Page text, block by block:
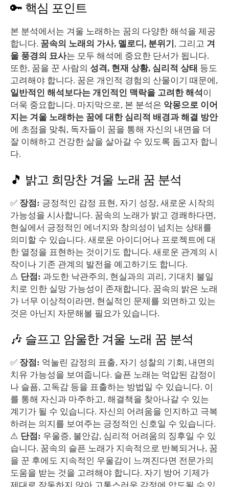
🔑 핵심 포인트
본 분석에서는 겨울 노래하는 꿈의 다양한 해석을 제공
합니다. 꿈속의 노래의 가사, 멜로디, 분위기 , 그리고 겨
울 풍경의 묘사는 모두 해석에 중요한 단서가 됩니다.
또한, 꿈을 꾼 사람의 성격, 현재 상황, 심리적 상태 등도
고려해야 합니다. 꿈은 개인적 경험의 산물이기 때문에,
일반적인 해석보다는 개인적인 맥락을 고려한 해석 이
더욱 중요합니다. 마지막으로, 본 분석은 악몽으로 이어
지는 겨울 노래하는 꿈에 대한 심리적 배경과 해결 방안
에 초점을 맞춰, 독자들이 꿈을 통해 자신의 내면을 더
잘 이해하고 건강한 삶을 살아갈 수 있도록 돕고자 합니
다.
🎵 밝고 희망찬 겨울 노래 꿈 분석
✅ 장점: 긍정적인 감정 표현, 자기 성장, 새로운 시작의
가능성을 시사합니다. 꿈속의 노래가 밝고 경쾌하다면,
현실에서 긍정적인 에너지와 창의성이 넘치는 상태를
의미할 수 있습니다. 새로운 아이디어나 프로젝트에 대
한 열정을 표현하는 것이기도 합니다. 새로운 관계의 시
작이나 기존 관계의 발전을 예고하기도 합니다.
⚠️ 단점: 과도한 낙관주의, 현실과의 괴리, 기대치 불일
치로 인한 실망 가능성이 존재합니다. 꿈속의 밝은 노래
가 너무 이상적이라면, 현실적인 문제를 외면하고 있는
것은 아닌지 자문해볼 필요가 있습니다.
🎶 슬프고 암울한 겨울 노래 꿈 분석
✅ 장점: 억눌린 감정의 표출, 자기 성찰의 기회, 내면의
치유 가능성을 보여줍니다. 슬픈 노래는 억압된 감정이
나 슬픔, 고독감 등을 표출하는 방법일 수 있습니다. 이
를 통해 자신과 마주하고, 해결책을 찾아나갈 수 있는
계기가 될 수 있습니다. 자신의 어려움을 인지하고 극복
하려는 의지를 보여주는 긍정적인 신호일 수 있습니다.
⚠️ 단점: 우울증, 불안감, 심리적 어려움의 징후일 수 있
습니다. 꿈속의 슬픈 노래가 지속적으로 반복되거나, 꿈
을 꾼 후에도 지속적인 우울감이 느껴진다면 전문가의
도움을 받는 것을 고려해야 합니다. 자기 방어 기제가